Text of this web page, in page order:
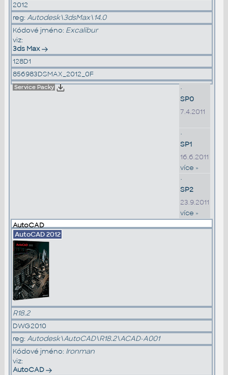
2012
reg: Autodesk\3dsMax\14.0
Kódové jméno: Excalibur
viz:
3ds Max
128D1
856983DSMAX_2012_0F
Service Packy
•
SP0
7.4.2011
•
SP1
16.6.2011
více »
•
SP2
23.9.2011
více »
AutoCAD
AutoCAD2012
R18.2
DWG2010
reg: Autodesk\AutoCAD\R18.2\ACAD-A001
Kódové jméno: Ironman
viz:
AutoCAD